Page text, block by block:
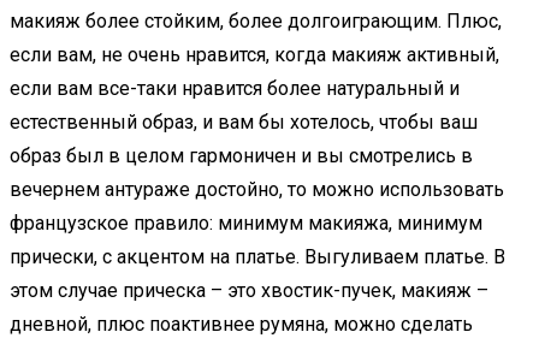
макияж более стойким, более долгоиграющим. Плюс,
если вам, не очень нравится, когда макияж активный,
если вам все-таки нравится более натуральный и
естественный образ, и вам бы хотелось, чтобы ваш
образ был в целом гармоничен и вы смотрелись в
вечернем антураже достойно, то можно использовать
французское правило: минимум макияжа, минимум
прически, с акцентом на платье. Выгуливаем платье. В
этом случае прическа – это хвостик-пучек, макияж –
дневной, плюс поактивнее румяна, можно сделать